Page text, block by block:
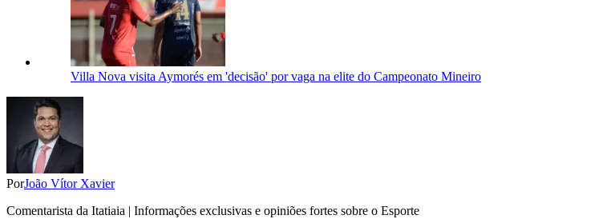
Villa Nova visita Aymorés em 'decisão' por vaga na elite do Campeonato Mineiro
PorJoão Vítor Xavier
Comentarista da Itatiaia | Informações exclusivas e opiniões fortes sobre o Esporte